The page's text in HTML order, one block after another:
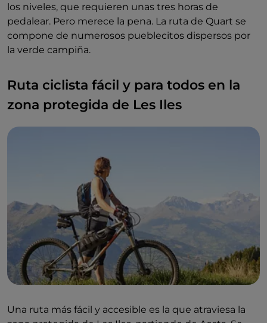
los niveles, que requieren unas tres horas de
pedalear. Pero merece la pena. La ruta de Quart se
compone de numerosos pueblecitos dispersos por
la verde campiña.
Ruta ciclista fácil y para todos en la
zona protegida de Les Iles
Una ruta más fácil y accesible es la que atraviesa la